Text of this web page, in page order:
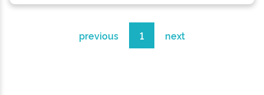
previous 1 next